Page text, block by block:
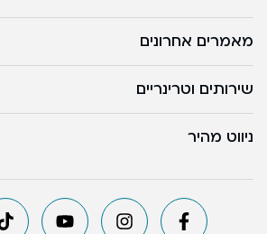
מאמרים אחרונים
שירותים וטרינריים
ניווט מהיר